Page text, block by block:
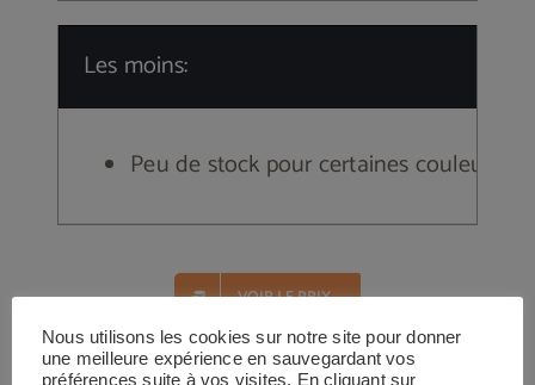
Les moins:
Peu de stock pour certaines couleurs
VOIR LE PRIX
Nous utilisons les cookies sur notre site pour donner
une meilleure expérience en sauvegardant vos
préférences suite à vos visites. En cliquant sur